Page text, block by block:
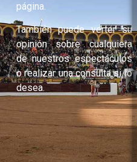
página.
También puede verter su
opinión sobre cualquiera
de nuestros espectáculos
o realizar una consulta si lo
desea.